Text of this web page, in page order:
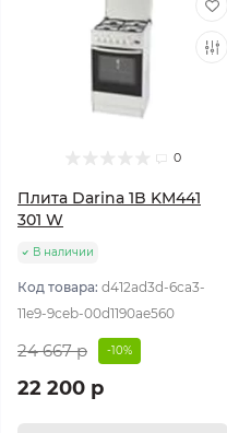
0
Плита Darina 1B KM441
301 W
В наличии
Код товара: d412ad3d-6ca3-
11e9-9ceb-00d1190ae560
24 667 р -10%
22 200 р